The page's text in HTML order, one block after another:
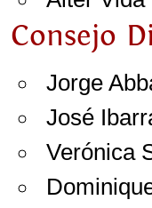
Consejo
Jorge
José
Verónica